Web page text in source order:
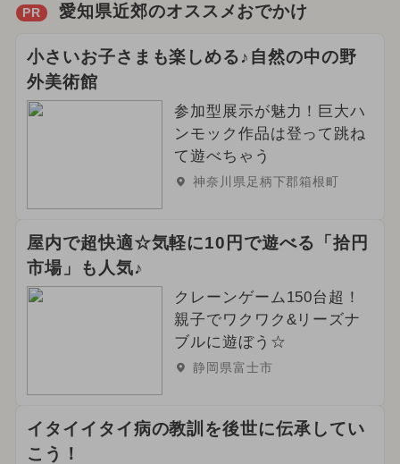
PR 愛知県近郊のオススメおでかけ
小さいお子さまも楽しめる♪自然の中の野
外美術館
参加型展示が魅力！巨大ハ
ンモック作品は登って跳ね
て遊べちゃう
神奈川県足柄下郡箱根町
屋内で超快適☆気軽に10円で遊べる「拾円
市場」も人気♪
クレーンゲーム150台超！
親子でワクワク&リーズナ
ブルに遊ぼう☆
静岡県富士市
イタイイタイ病の教訓を後世に伝承してい
こう！